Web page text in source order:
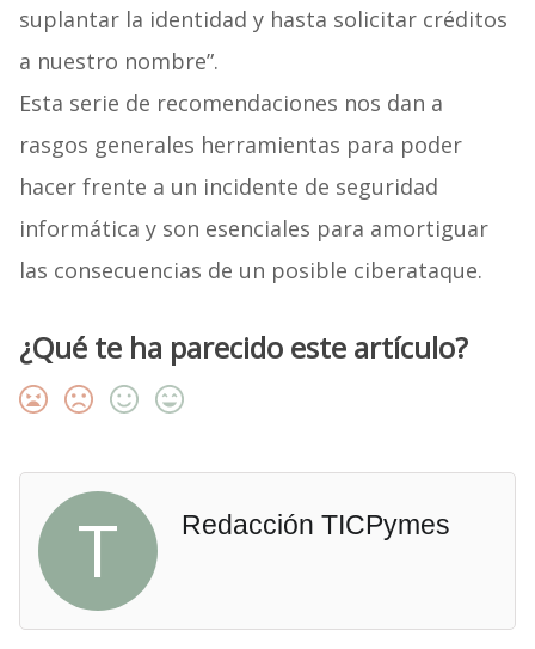
suplantar la identidad y hasta solicitar créditos
a nuestro nombre”.
Esta serie de recomendaciones nos dan a
rasgos generales herramientas para poder
hacer frente a un incidente de seguridad
informática y son esenciales para amortiguar
las consecuencias de un posible ciberataque.
¿Qué te ha parecido este artículo?
T Redacción TICPymes